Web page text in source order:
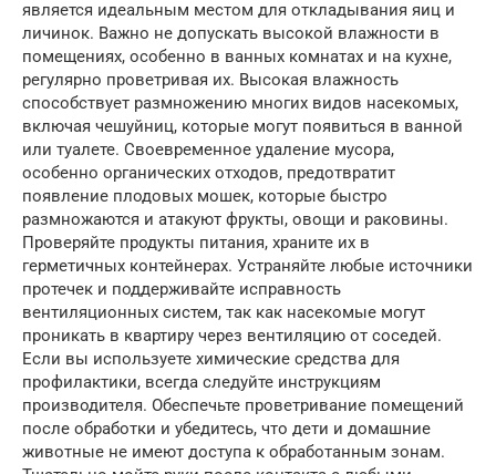
является идеальным местом для откладывания яиц и
личинок. Важно не допускать высокой влажности в
помещениях, особенно в ванных комнатах и на кухне,
регулярно проветривая их. Высокая влажность
способствует размножению многих видов насекомых,
включая чешуйниц, которые могут появиться в ванной
или туалете. Своевременное удаление мусора,
особенно органических отходов, предотвратит
появление плодовых мошек, которые быстро
размножаются и атакуют фрукты, овощи и раковины.
Проверяйте продукты питания, храните их в
герметичных контейнерах. Устраняйте любые источники
протечек и поддерживайте исправность
вентиляционных систем, так как насекомые могут
проникать в квартиру через вентиляцию от соседей.
Если вы используете химические средства для
профилактики, всегда следуйте инструкциям
производителя. Обеспечьте проветривание помещений
после обработки и убедитесь, что дети и домашние
животные не имеют доступа к обработанным зонам.